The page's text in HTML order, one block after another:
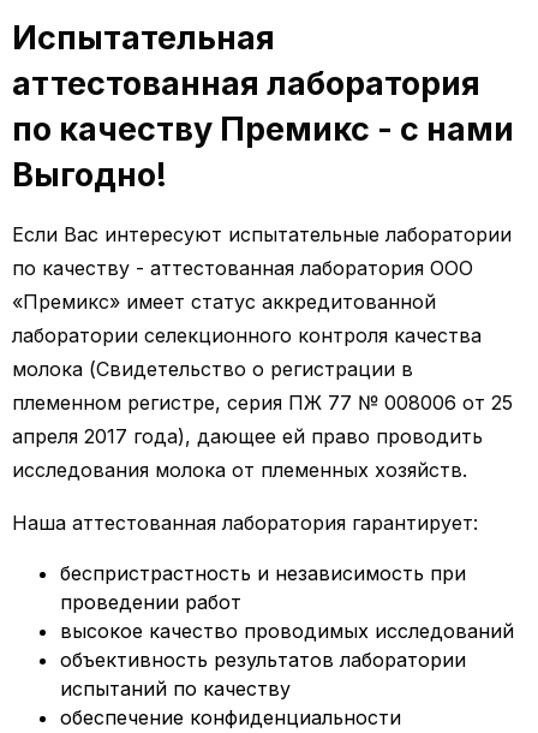
Испытательная
аттестованная лаборатория
по качеству Премикс - с нами
Выгодно!
Если Вас интересуют испытательные лаборатории
по качеству - аттестованная лаборатория ООО
«Премикс» имеет статус аккредитованной
лаборатории селекционного контроля качества
молока (Свидетельство о регистрации в
племенном регистре, серия ПЖ 77 № 008006 от 25
апреля 2017 года), дающее ей право проводить
исследования молока от племенных хозяйств.
Наша аттестованная лаборатория гарантирует:
беспристрастность и независимость при
проведении работ
высокое качество проводимых исследований
объективность результатов лаборатории
испытаний по качеству
обеспечение конфиденциальности